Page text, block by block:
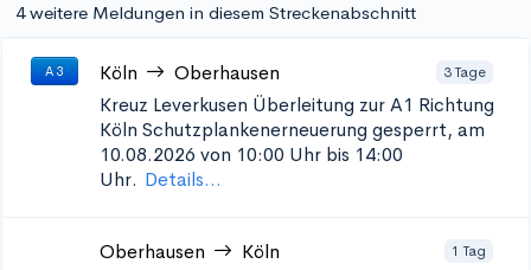
4 weitere Meldungen in diesem Streckenabschnitt
A 3 Köln Oberhausen 3 Tage
Kreuz Leverkusen Überleitung zur A1 Richtung
Köln Schutzplankenerneuerung gesperrt, am
10.08.2026 von 10:00 Uhr bis 14:00
Uhr. Details...
Oberhausen Köln 1 Tag